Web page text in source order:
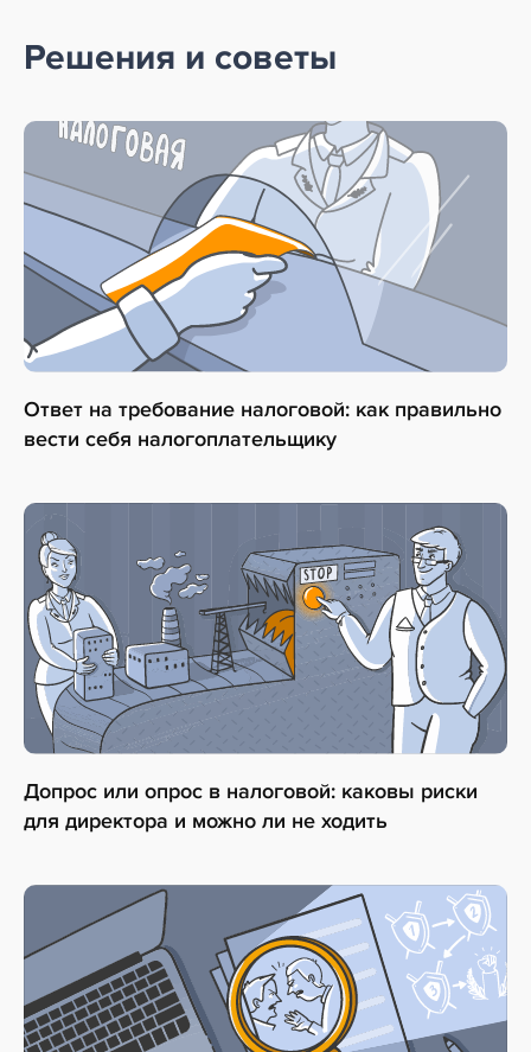
Решения и советы
Ответ на требование налоговой: как правильно
вести себя налогоплательщику
Допрос или опрос в налоговой: каковы риски
для директора и можно ли не ходить